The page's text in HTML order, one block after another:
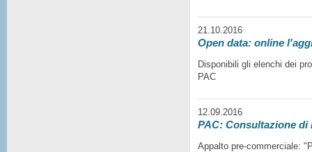
21.10.2016
Open data: online
Disponibili gli elenchi dei
PAC
12.09.2016
PAC: Consultazione di
Appalto pre-commerciale: